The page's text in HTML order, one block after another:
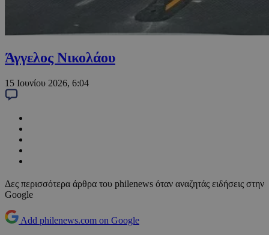
Άγγελος Νικολάου
15 Ιουνίου 2026, 6:04
Δες περισσότερα άρθρα του philenews όταν αναζητάς ειδήσεις στην
Google
Add philenews.com on Google